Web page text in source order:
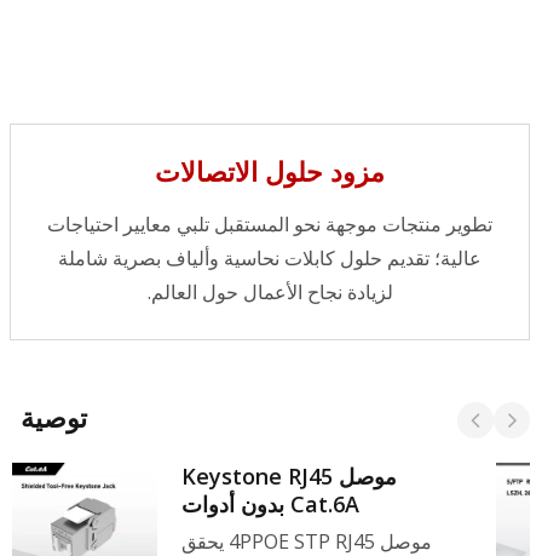
مزود حلول الاتصالات
تطوير منتجات موجهة نحو المستقبل تلبي معايير احتياجات
عالية؛ تقديم حلول كابلات نحاسية وألياف بصرية شاملة
لزيادة نجاح الأعمال حول العالم.
توصية
موصل Keystone RJ45
Cat.6A بدون أدوات
موصل 4PPOE STP RJ45 يحقق